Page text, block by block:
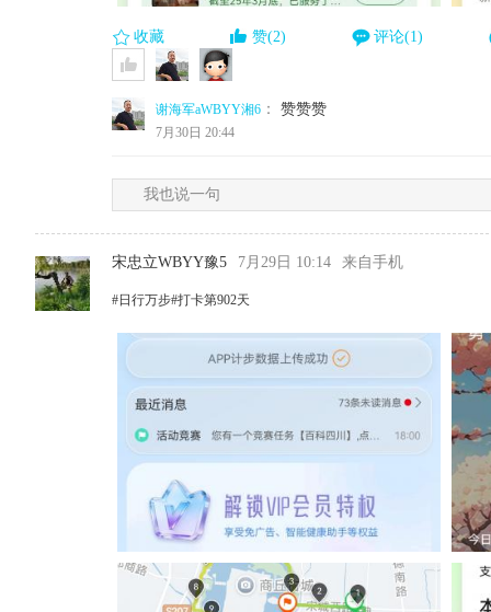
收藏 赞(2) 评论(1)
谢海军aWBYY湘6 ： 赞赞赞
7月30日 20:44
我也说一句
宋忠立WBYY豫5 7月29日 10:14 来自手机
#日行万步#打卡第902天